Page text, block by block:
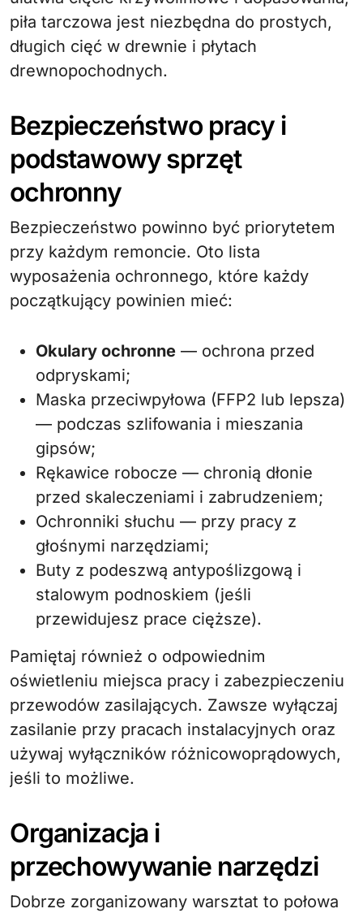
piła tarczowa jest niezbędna do prostych,
długich cięć w drewnie i płytach
drewnopochodnych.
Bezpieczeństwo pracy i
podstawowy sprzęt
ochronny
Bezpieczeństwo powinno być priorytetem
przy każdym remoncie. Oto lista
wyposażenia ochronnego, które każdy
początkujący powinien mieć:
Okulary ochronne — ochrona przed
odpryskami;
Maska przeciwpyłowa (FFP2 lub lepsza)
— podczas szlifowania i mieszania
gipsów;
Rękawice robocze — chronią dłonie
przed skaleczeniami i zabrudzeniem;
Ochronniki słuchu — przy pracy z
głośnymi narzędziami;
Buty z podeszwą antypoślizgową i
stalowym podnoskiem (jeśli
przewidujesz prace cięższe).
Pamiętaj również o odpowiednim
oświetleniu miejsca pracy i zabezpieczeniu
przewodów zasilających. Zawsze wyłączaj
zasilanie przy pracach instalacyjnych oraz
używaj wyłączników różnicowoprądowych,
jeśli to możliwe.
Organizacja i
przechowywanie narzędzi
Dobrze zorganizowany warsztat to połowa